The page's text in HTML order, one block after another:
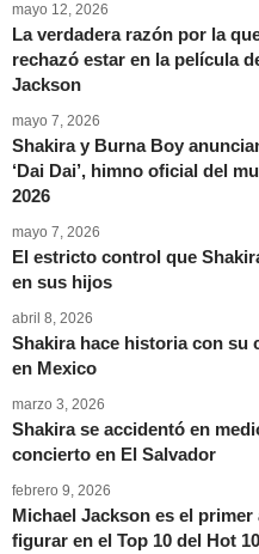
mayo 12, 2026
La verdadera razón por la
rechazó estar en la película
Jackson
mayo 7, 2026
Shakira y Burna Boy
‘Dai Dai’, himno oficial del
2026
mayo 7, 2026
El estricto control que
en sus hijos
abril 8, 2026
Shakira hace historia con su
en Mexico
marzo 3, 2026
Shakira se accidentó en
concierto en El Salvador
febrero 9, 2026
Michael Jackson es el primer
figurar en el Top 10 del Hot